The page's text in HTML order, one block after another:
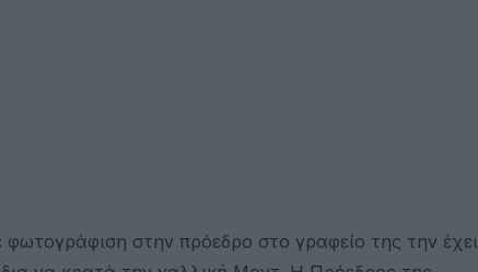
στην πρόεδρο στο γραφείο της την έχει